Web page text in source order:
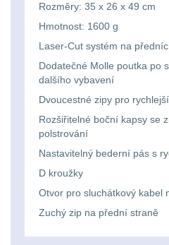
pro
18650
baterie
Svítilny
pro
21700
baterie
Svítilny
pro
Pouzdra
Kapsy
Peněženky
Doplňky
batohům
Vyhledávací svítilny
Lovecké svítilny1
Nabíjacie baterky
Svietidlá s magnetom2
Svietidlá CRI≥901
Laserové značkovače9
Rozměry: 35 x 26 x 49 cm
Hmotnost: 1600 g
Laser-Cut systém na
Dodatečné Molle poutka po
dalšího vybavení
Dvoucestné zipy pro
Rozšiřitelné boční kapsy se
polstrování
Nastavitelný bederní pás s
D kroužky
Otvor pro sluchátkový kabel
Zuchý zip na přední straně